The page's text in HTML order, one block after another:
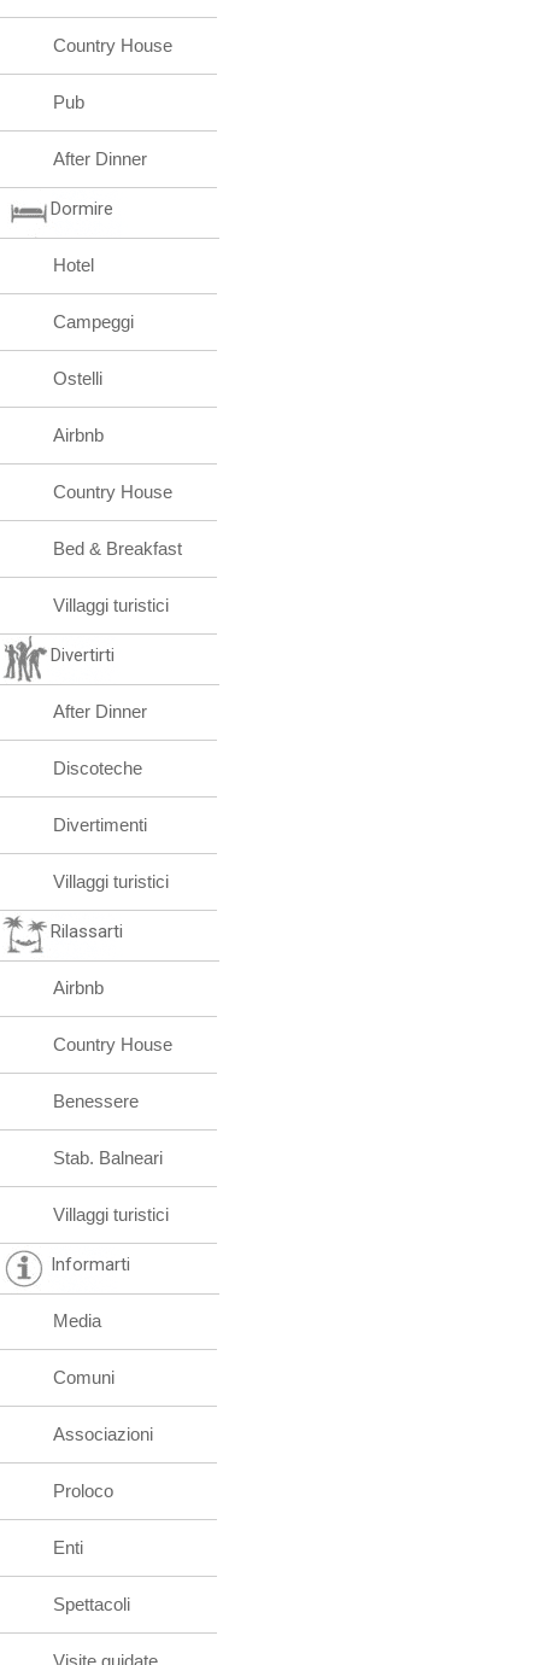
Country House
Pub
After Dinner
Dormire
Hotel
Campeggi
Ostelli
Airbnb
Country House
Bed & Breakfast
Villaggi turistici
Divertirti
After Dinner
Discoteche
Divertimenti
Villaggi turistici
Rilassarti
Airbnb
Country House
Benessere
Stab. Balneari
Villaggi turistici
Informarti
Media
Comuni
Associazioni
Proloco
Enti
Spettacoli
Visite guidate